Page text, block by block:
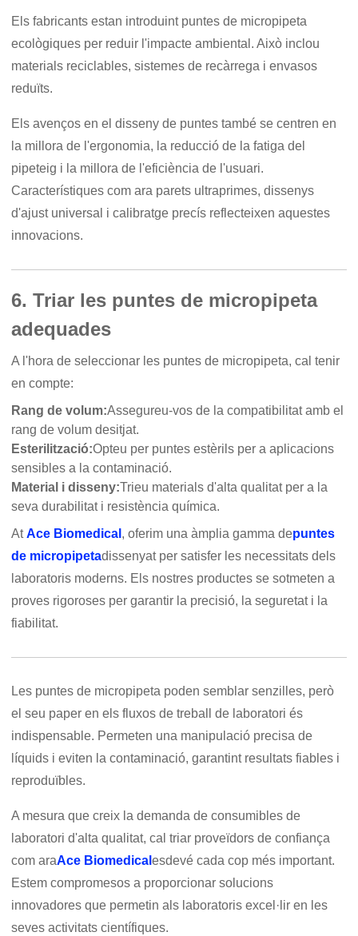
Els fabricants estan introduint puntes de micropipeta
ecològiques per reduir l'impacte ambiental. Això inclou
materials reciclables, sistemes de recàrrega i envasos
reduïts.
Els avenços en el disseny de puntes també se centren en
la millora de l'ergonomia, la reducció de la fatiga del
pipeteig i la millora de l'eficiència de l'usuari.
Característiques com ara parets ultraprimes, dissenys
d'ajust universal i calibratge precís reflecteixen aquestes
innovacions.
6. Triar les puntes de micropipeta
adequades
A l'hora de seleccionar les puntes de micropipeta, cal tenir
en compte:
Rang de volum:Assegureu-vos de la compatibilitat amb el
rang de volum desitjat.
Esterilització:Opteu per puntes estèrils per a aplicacions
sensibles a la contaminació.
Material i disseny:Trieu materials d'alta qualitat per a la
seva durabilitat i resistència química.
AtAce Biomedical , oferim una àmplia gamma depuntes
de micropipetadissenyat per satisfer les necessitats dels
laboratoris moderns. Els nostres productes se sotmeten a
proves rigoroses per garantir la precisió, la seguretat i la
fiabilitat.
Les puntes de micropipeta poden semblar senzilles, però
el seu paper en els fluxos de treball de laboratori és
indispensable. Permeten una manipulació precisa de
líquids i eviten la contaminació, garantint resultats fiables i
reproduïbles.
A mesura que creix la demanda de consumibles de
laboratori d'alta qualitat, cal triar proveïdors de confiança
com araAce Biomedicalesdevé cada cop més important.
Estem compromesos a proporcionar solucions
innovadores que permetin als laboratoris excel·lir en les
seves activitats científiques.